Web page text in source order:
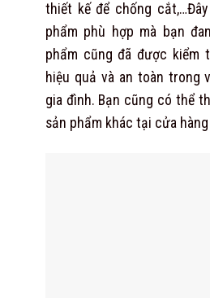
thiết kế để chống
phẩm phù hợp mà bạn
phẩm cũng đã được kiểm
hiệu quả và an toàn trong
gia đình. Bạn cũng có thể
sản phẩm khác tại cửa hàng